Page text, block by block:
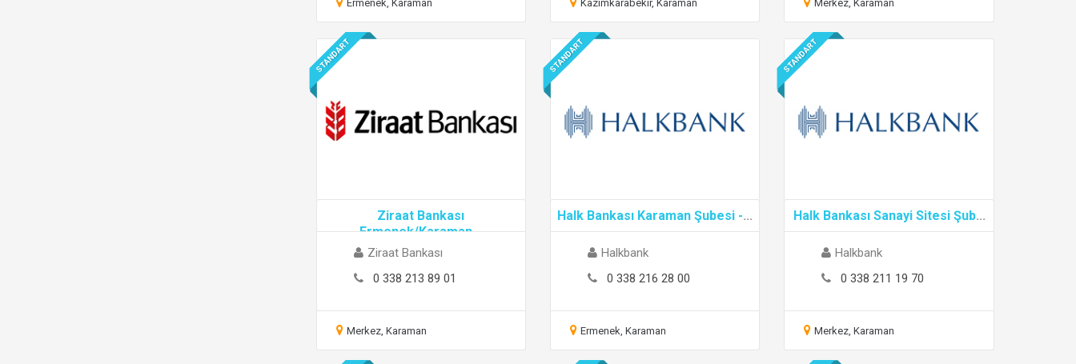
Ermenek, Karaman Kazımkarabekir, Karaman Merkez, Karaman
STANDART
Ziraat Bankası
Ermenek/Karaman...
Ziraat Bankası
0 338 213 89 01
Merkez, Karaman
STANDART
Halk Bankası Karaman Şubesi -...
Halkbank
0 338 216 28 00
Ermenek, Karaman
STANDART
Halk Bankası Sanayi Sitesi Şub...
Halkbank
0 338 211 19 70
Merkez, Karaman